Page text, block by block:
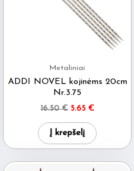
Metaliniai
ADDI NOVEL kojinėms 20cm
Nr.3.75
16.50€ Original
was:
16.50 €.
5.65 €Current
is:
5.65 €.
Į krepšelį